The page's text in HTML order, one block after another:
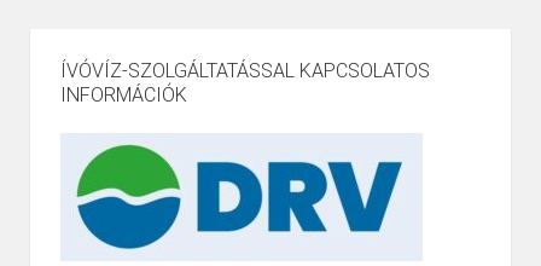
ÍVÓVÍZ-SZOLGÁLTATÁSSAL KAPCSOLATOS
INFORMÁCIÓK